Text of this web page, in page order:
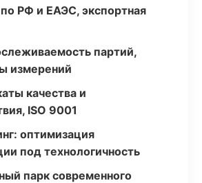
РФ и ЕАЭС, экспортная
партий,
измерений
качества и
ISO 9001
оптимизация
под технологичность
парк современного